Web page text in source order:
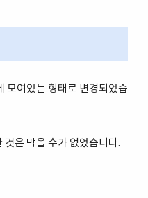
모여있는 형태로 변경되었습
것은 막을 수가 없었습니다.